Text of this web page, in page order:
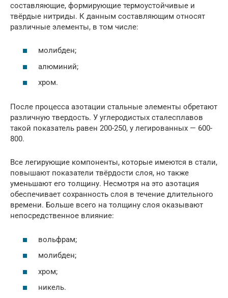
составляющие, формирующие термоустойчивые и
твёрдые нитриды. К данным составляющим относят
различные элементы, в том числе:
молибден;
алюминий;
хром.
После процесса азотации стальные элементы обретают
различную твердость. У углеродистых сталесплавов
такой показатель равен 200-250, у легированных — 600-
800.
Все легирующие компоненты, которые имеются в стали,
повышают показатели твёрдости слоя, но также
уменьшают его толщину. Несмотря на это азотация
обеспечивает сохранность слоя в течение длительного
времени. Больше всего на толщину слоя оказывают
непосредственное влияние:
вольфрам;
молибден;
хром;
никель.